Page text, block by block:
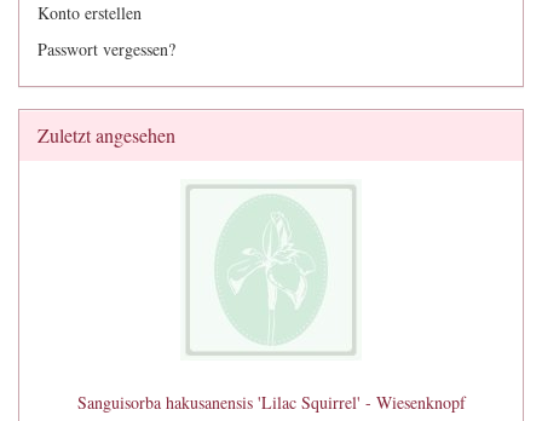
Konto erstellen
Passwort vergessen?
Zuletzt angesehen
Sanguisorba hakusanensis 'Lilac Squirrel' - Wiesenknopf